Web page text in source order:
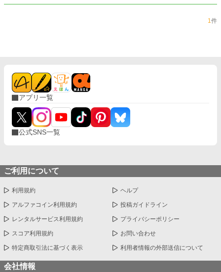
1件
アプリ一覧
公式SNS一覧
ご利用について
利用規約 ヘルプ
アルファコイン利用規約 投稿ガイドライン
レンタルサービス利用規約 プライバシーポリシー
スコア利用規約 お問い合わせ
特定商取引法に基づく表示 利用者情報の外部送信について
会社情報